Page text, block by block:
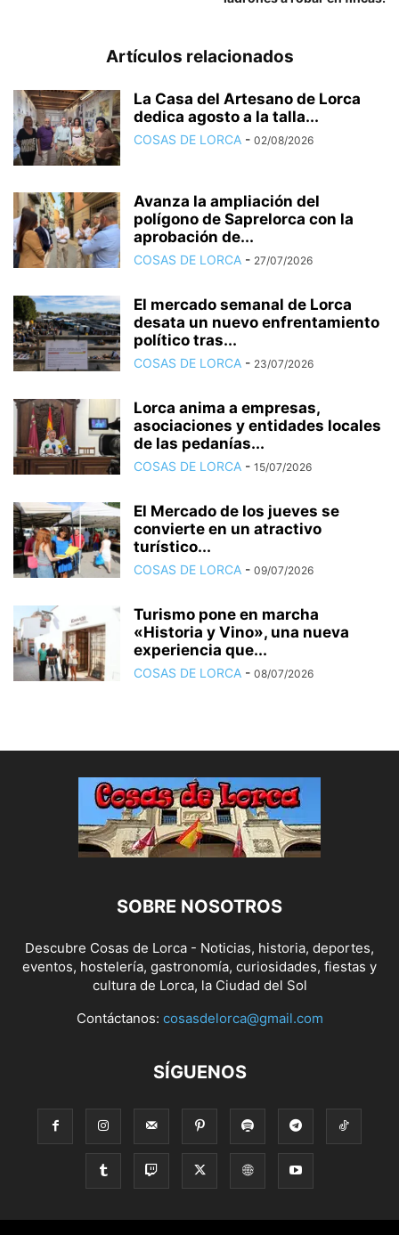
Artículos relacionados
La Casa del Artesano de Lorca
dedica agosto a la talla...
COSAS DE LORCA - 02/08/2026
Avanza la ampliación del
polígono de Saprelorca con la
aprobación de...
COSAS DE LORCA - 27/07/2026
El mercado semanal de Lorca
desata un nuevo enfrentamiento
político tras...
COSAS DE LORCA - 23/07/2026
Lorca anima a empresas,
asociaciones y entidades locales
de las pedanías...
COSAS DE LORCA - 15/07/2026
El Mercado de los jueves se
convierte en un atractivo
turístico...
COSAS DE LORCA - 09/07/2026
Turismo pone en marcha
«Historia y Vino», una nueva
experiencia que...
COSAS DE LORCA - 08/07/2026
SOBRE NOSOTROS
Descubre Cosas de Lorca - Noticias, historia, deportes,
eventos, hostelería, gastronomía, curiosidades, fiestas y
cultura de Lorca, la Ciudad del Sol
Contáctanos: cosasdelorca@gmail.com
SÍGUENOS